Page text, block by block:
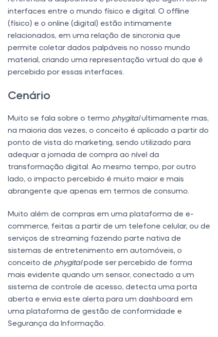
interfaces entre o mundo físico e digital. O offline
(físico) e o online (digital) estão intimamente
relacionados, em uma relação de sincronia que
permite coletar dados palpáveis no nosso mundo
material, criando uma representação virtual do que é
percebido por essas interfaces.
Cenário
Muito se fala sobre o termo phygitalultimamente mas,
na maioria das vezes, o conceito é aplicado a partir do
ponto de vista do marketing, sendo utilizado para
adequar a jornada de compra ao nível da
transformação digital. Ao mesmo tempo, por outro
lado, o impacto percebido é muito maior e mais
abrangente que apenas em termos de consumo.
Muito além de compras em uma plataforma de e-
commerce, feitas a partir de um telefone celular, ou de
serviços de streaming fazendo parte nativa de
sistemas de entretenimento em automóveis, o
conceito de phygitalpode ser percebido de forma
mais evidente quando um sensor, conectado a um
sistema de controle de acesso, detecta uma porta
aberta e envia este alerta para um dashboard em
uma plataforma de gestão de conformidade e
Segurança da Informação.